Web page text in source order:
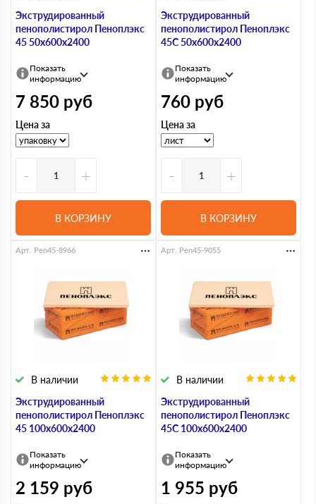
Экструдированный
пенополистирол Пеноплэкс
45 50х600х2400
Показать
информацию
7 850 руб
Цена за
- +
В КОРЗИНУ
Экструдированный
пенополистирол Пеноплэкс
45С 50х600х2400
Показать
информацию
760 руб
Цена за
- +
В КОРЗИНУ
Экструдированный
пенополистирол Пеноплэкс
45 100х600х2400
В наличии
Арт. Pen45-8966
Показать
информацию
2 159 руб
Экструдированный
пенополистирол Пеноплэкс
45С 100х600х2400
В наличии
Арт. Pen45-9055
Показать
информацию
1 955 руб